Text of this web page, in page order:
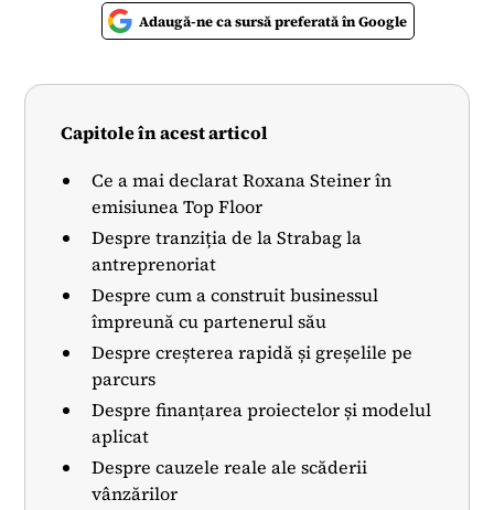
Adaugă-ne ca sursă preferată în Google
Capitole în acest articol
Ce a mai declarat Roxana Steiner în
emisiunea Top Floor
Despre tranziția de la Strabag la
antreprenoriat
Despre cum a construit businessul
împreună cu partenerul său
Despre creșterea rapidă și greșelile pe
parcurs
Despre finanțarea proiectelor și modelul
aplicat
Despre cauzele reale ale scăderii
vânzărilor